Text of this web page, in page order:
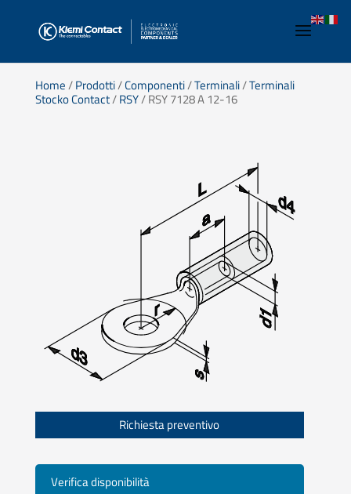
Home/Prodotti/Componenti/Terminali/Terminali
Stocko Contact/RSY/ RSY 7128 A 12-16
Richiesta preventivo
Verifica disponibilità